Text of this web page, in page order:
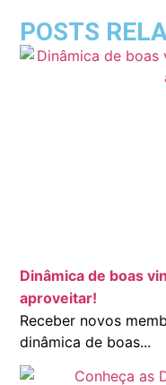
POSTS
Dinâmica de boas
aproveitar!
Receber novos
dinâmica de boas...